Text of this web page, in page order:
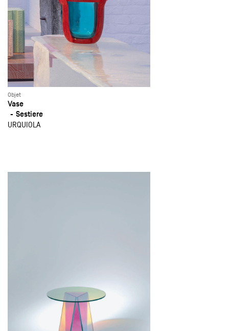
Objet
Vase
Sestiere
URQUIOLA